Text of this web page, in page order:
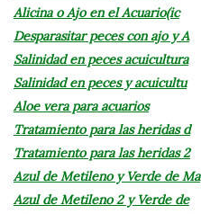
Alicina o Ajo en el Acuario(ic
Desparasitar peces con ajo y A
Salinidad en peces acuicultura
Salinidad en peces y acuicultu
Aloe vera para acuarios
Tratamiento para las heridas d
Tratamiento para las heridas 2
Azul de Metileno y Verde de Ma
Azul de Metileno 2 y Verde de